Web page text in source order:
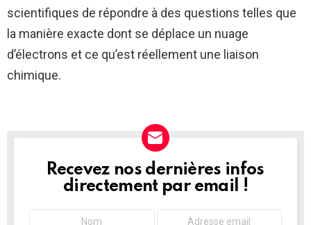
scientifiques de répondre à des questions telles que
la manière exacte dont se déplace un nuage
d’électrons et ce qu’est réellement une liaison
chimique.
NEWSLETTER
Recevez nos dernières infos
directement par email !